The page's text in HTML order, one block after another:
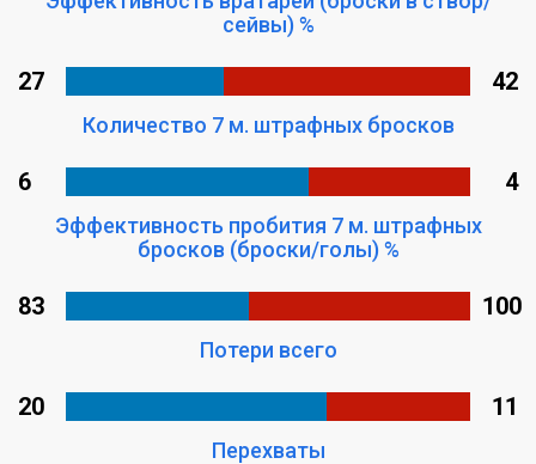
сейвы) %
27 42
Количество 7 м. штрафных бросков
6 4
Эффективность пробития 7 м. штрафных
бросков (броски/голы) %
83 100
Потери всего
20 11
Перехваты